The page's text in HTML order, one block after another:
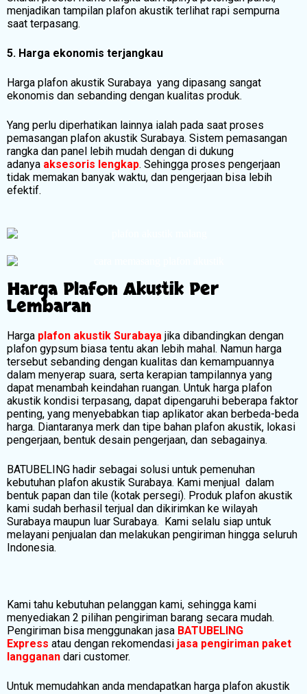
menjadikan tampilan plafon akustik terlihat rapi sempurna
saat terpasang.
5. Harga ekonomis terjangkau
Harga plafon akustik Surabaya yang dipasang sangat
ekonomis dan sebanding dengan kualitas produk.
Yang perlu diperhatikan lainnya ialah pada saat proses
pemasangan plafon akustik Surabaya. Sistem pemasangan
rangka dan panel lebih mudah dengan di dukung
adanya aksesoris lengkap. Sehingga proses pengerjaan
tidak memakan banyak waktu, dan pengerjaan bisa lebih
efektif.
Harga Plafon Akustik Per
Lembaran
Harga plafon akustik Surabaya jika dibandingkan dengan
plafon gypsum biasa tentu akan lebih mahal. Namun harga
tersebut sebanding dengan kualitas dan kemampuannya
dalam menyerap suara, serta kerapian tampilannya yang
dapat menambah keindahan ruangan. Untuk harga plafon
akustik kondisi terpasang, dapat dipengaruhi beberapa faktor
penting, yang menyebabkan tiap aplikator akan berbeda-beda
harga. Diantaranya merk dan tipe bahan plafon akustik, lokasi
pengerjaan, bentuk desain pengerjaan, dan sebagainya.
BATUBELING hadir sebagai solusi untuk pemenuhan
kebutuhan plafon akustik Surabaya. Kami menjual dalam
bentuk papan dan tile (kotak persegi). Produk plafon akustik
kami sudah berhasil terjual dan dikirimkan ke wilayah
Surabaya maupun luar Surabaya. Kami selalu siap untuk
melayani penjualan dan melakukan pengiriman hingga seluruh
Indonesia.
Kami tahu kebutuhan pelanggan kami, sehingga kami
menyediakan 2 pilihan pengiriman barang secara mudah.
Pengiriman bisa menggunakan jasa BATUBELING
Express atau dengan rekomendasi jasa pengiriman paket
langganan dari customer.
Untuk memudahkan anda mendapatkan harga plafon akustik